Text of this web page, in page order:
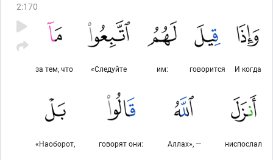
2:170
И когда
говорится
им:
«Следуйте
за тем, что
ниспослал
Аллах», —
говорят они:
«Наоборот,